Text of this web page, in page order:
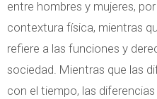
entre hombres y mujeres,
contextura física, mientras
refiere a las funciones y
sociedad. Mientras que las
con el tiempo, las